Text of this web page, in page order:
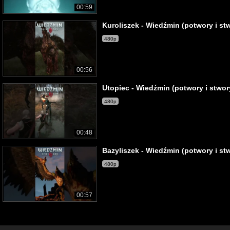
00:59
00:56
Kuroliszek - Wiedźmin (potwory i
480p
00:48
Utopiec - Wiedźmin (potwory i
480p
00:57
Bazyliszek - Wiedźmin (potwory i
480p